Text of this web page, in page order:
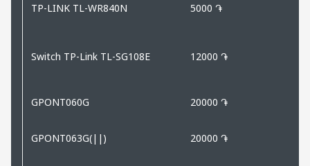
TP-LINK TL-WR840N 5000 ֏
Switch TP-Link TL-SG108E 12000 ֏
GPONT060G 20000 ֏
GPONT063G(||) 20000 ֏